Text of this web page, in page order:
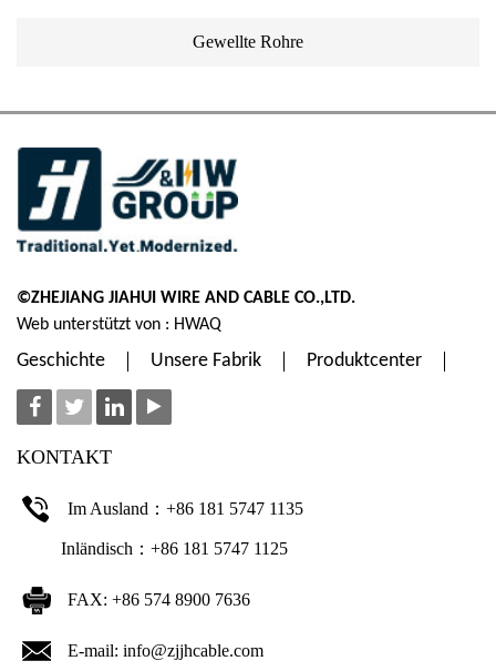
Gewellte Rohre
©ZHEJIANG JIAHUI WIRE AND CABLE CO.,LTD.
Web unterstützt von : HWAQ
Geschichte Unsere Fabrik Produktcenter
KONTAKT
Im Ausland：+86 181 5747 1135
Inländisch：+86 181 5747 1125
FAX: +86 574 8900 7636
E-mail: info@zjjhcable.com